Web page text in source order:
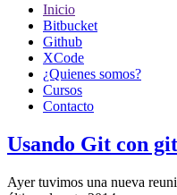
Inicio
Bitbucket
Github
XCode
¿Quienes somos?
Cursos
Contacto
Usando Git con
Ayer tuvimos una nueva